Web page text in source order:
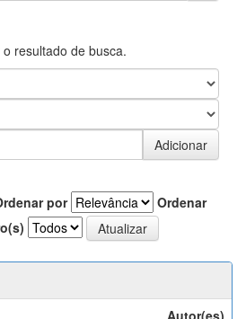
resultado de busca.
por
Ordenar
Autor(es)